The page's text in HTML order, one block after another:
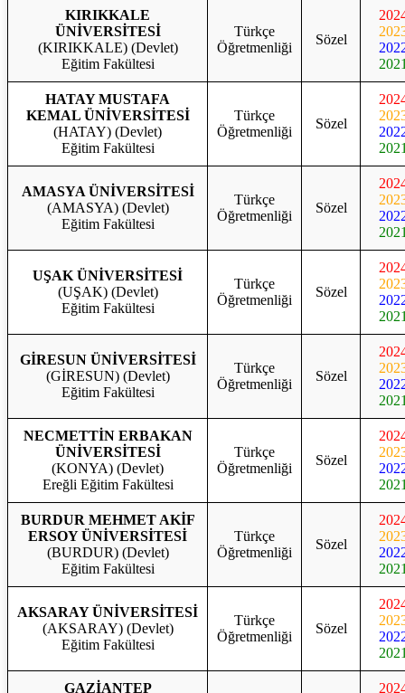
KIRIKKALE
ÜNİVERSİTESİ
(KIRIKKALE) (Devlet)
Eğitim Fakültesi
Türkçe
Öğretmenliği
Sözel
HATAY MUSTAFA
KEMAL ÜNİVERSİTESİ
(HATAY) (Devlet)
Eğitim Fakültesi
Türkçe
Öğretmenliği
Sözel
AMASYA ÜNİVERSİTESİ
(AMASYA) (Devlet)
Eğitim Fakültesi
Türkçe
Öğretmenliği
Sözel
UŞAK ÜNİVERSİTESİ
(UŞAK) (Devlet)
Eğitim Fakültesi
Türkçe
Öğretmenliği
Sözel
GİRESUN ÜNİVERSİTESİ
(GİRESUN) (Devlet)
Eğitim Fakültesi
Türkçe
Öğretmenliği
Sözel
NECMETTİN ERBAKAN
ÜNİVERSİTESİ
(KONYA) (Devlet)
Ereğli Eğitim Fakültesi
Türkçe
Öğretmenliği
Sözel
BURDUR MEHMET AKİF
ERSOY ÜNİVERSİTESİ
(BURDUR) (Devlet)
Eğitim Fakültesi
Türkçe
Öğretmenliği
Sözel
AKSARAY ÜNİVERSİTESİ
(AKSARAY) (Devlet)
Eğitim Fakültesi
Türkçe
Öğretmenliği
Sözel
GAZİANTEP